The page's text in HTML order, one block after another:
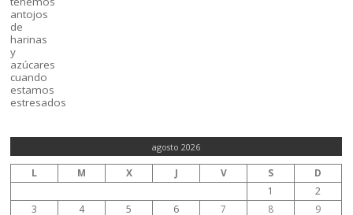
agosto 2026
L M X J V S
D
1
2
3
4 5 6 7 8 9